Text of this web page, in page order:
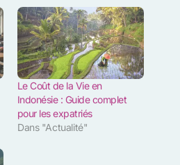
Le Coût de la Vie en
Indonésie : Guide complet
pour les expatriés
Dans "Actualité"